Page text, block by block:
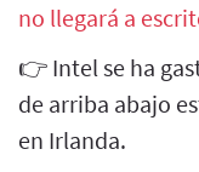
no llegará a
👉 Intel se ha
de arriba abajo
en Irlanda.